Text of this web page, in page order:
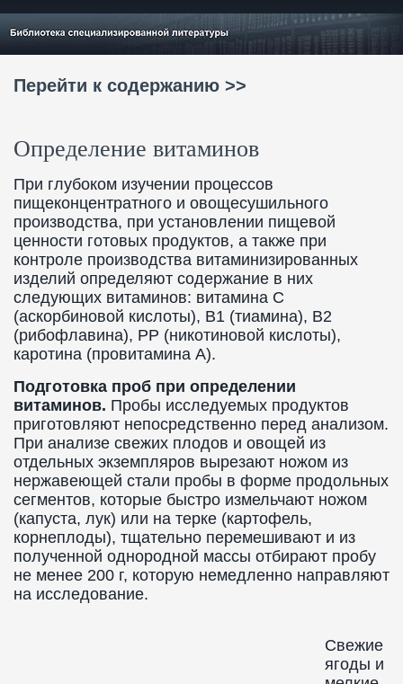
Перейти к содержанию >>
Определение витаминов
При глубоком изучении процессов
пищеконцентратного и овощесушильного
производства, при установлении пищевой
ценности готовых продуктов, а также при
контроле производства витаминизированных
изделий определяют содержание в них
следующих витаминов: витамина С
(аскорбиновой кислоты), B1 (тиамина), B2
(рибофлавина), PP (никотиновой кислоты),
каротина (провитамина A).
Подготовка проб при определении
витаминов. Пробы исследуемых продуктов
приготовляют непосредственно перед анализом.
При анализе свежих плодов и овощей из
отдельных экземпляров вырезают ножом из
нержавеющей стали пробы в форме продольных
сегментов, которые быстро измельчают ножом
(капуста, лук) или на терке (картофель,
корнеплоды), тщательно перемешивают и из
полученной однородной массы отбирают пробу
не менее 200 г, которую немедленно направляют
на исследование.
Свежие
ягоды и